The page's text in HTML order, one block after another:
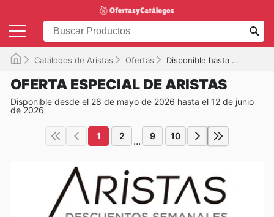
Catálogos de Aristas Ofertas Disponible hasta el 12/06/2026
OFERTA ESPECIAL DE ARISTAS
Disponible desde el 28 de mayo de 2026 hasta el 12 de junio
de 2026
1 2 ... 9 10